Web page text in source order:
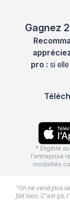
Gagnez
pro : si
* Eligible
l'entreprise
modalités
“On ne vend plus
fait bien. C'est ça,